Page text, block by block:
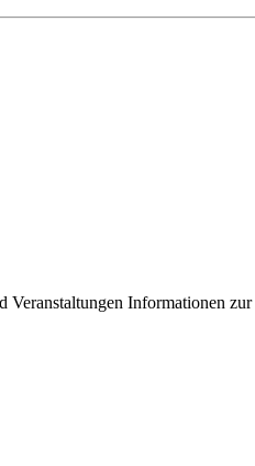
Informationen